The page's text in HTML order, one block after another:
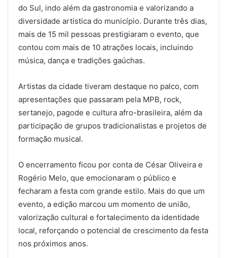
do Sul, indo além da gastronomia e valorizando a
diversidade artística do município. Durante três dias,
mais de 15 mil pessoas prestigiaram o evento, que
contou com mais de 10 atrações locais, incluindo
música, dança e tradições gaúchas.
Artistas da cidade tiveram destaque no palco, com
apresentações que passaram pela MPB, rock,
sertanejo, pagode e cultura afro-brasileira, além da
participação de grupos tradicionalistas e projetos de
formação musical.
O encerramento ficou por conta de César Oliveira e
Rogério Melo, que emocionaram o público e
fecharam a festa com grande estilo. Mais do que um
evento, a edição marcou um momento de união,
valorização cultural e fortalecimento da identidade
local, reforçando o potencial de crescimento da festa
nos próximos anos.